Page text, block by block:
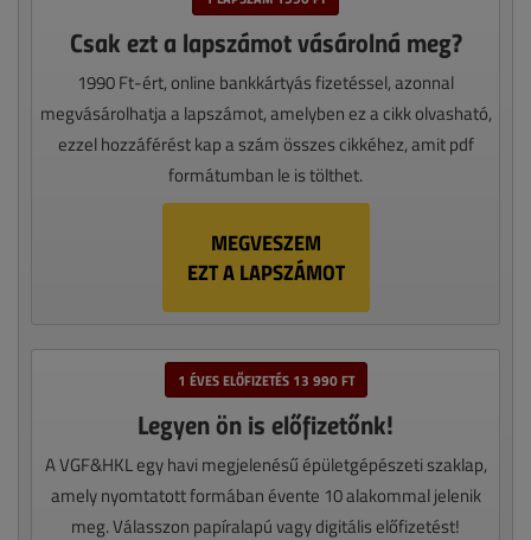
Csak ezt a lapszámot vásárolná meg?
1990 Ft-ért, online bankkártyás fizetéssel, azonnal
megvásárolhatja a lapszámot, amelyben ez a cikk olvasható,
ezzel hozzáférést kap a szám összes cikkéhez, amit pdf
formátumban le is tölthet.
MEGVESZEM
EZT A LAPSZÁMOT
1 ÉVES ELŐFIZETÉS 13 990 FT
Legyen ön is előfizetőnk!
A VGF&HKL egy havi megjelenésű épületgépészeti szaklap,
amely nyomtatott formában évente 10 alakommal jelenik
meg. Válasszon papíralapú vagy digitális előfizetést!